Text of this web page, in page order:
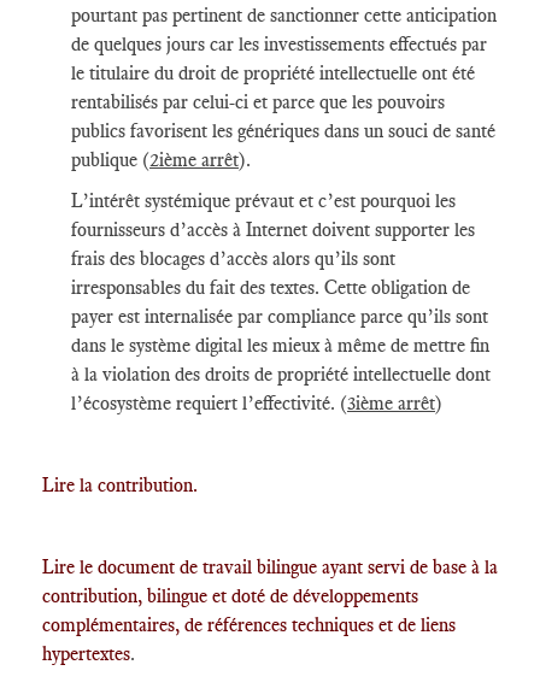
pourtant pas pertinent de sanctionner cette anticipation
de quelques jours car les investissements effectués par
le titulaire du droit de propriété intellectuelle ont été
rentabilisés par celui-ci et parce que les pouvoirs
publics favorisent les génériques dans un souci de santé
publique (2ième arrêt).
L’intérêt systémique prévaut et c’est pourquoi les
fournisseurs d’accès à Internet doivent supporter les
frais des blocages d’accès alors qu’ils sont
irresponsables du fait des textes. Cette obligation de
payer est internalisée par compliance parce qu’ils sont
dans le système digital les mieux à même de mettre fin
à la violation des droits de propriété intellectuelle dont
l’écosystème requiert l’effectivité. (3ième arrêt)
Lire la contribution.
Lire le document de travail bilingue ayant servi de base à la
contribution, bilingue et doté de développements
complémentaires, de références techniques et de liens
hypertextes.